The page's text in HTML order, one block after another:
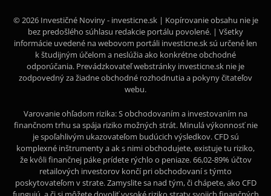
© 2026 Investičné Noviny - investicne.sk | Kopírovanie obsahu nie je
bez predošlého súhlasu redakcie portálu povolené. | Všetky
informácie uvedené na webovom portáli investicne.sk sú určené len
k študijným účelom a neslúžia ako konkrétne obchodné
odporúčania. Prevádzkovateľ webstránky investicne.sk nie je
zodpovedný za žiadne obchodné rozhodnutia a pokyny čitateľov
webu.
Varovanie ohľadom rizika: S obchodovaním a investovaním na
finančnom trhu sa spája riziko možných strát. Minulá výkonnosť nie
je spoľahlivým ukazovateľom budúcich výsledkov. CFD sú
komplexné inštrumenty a ak s nimi obchodujete, existuje tu riziko,
že kvôli finančnej páke prídete rýchlo o peniaze. 66,02-89% účtov
retailových investorov končí pri obchodovaní s týmto
poskytovateľom v strate. Zamyslite sa nad tým, či chápete, ako CFD